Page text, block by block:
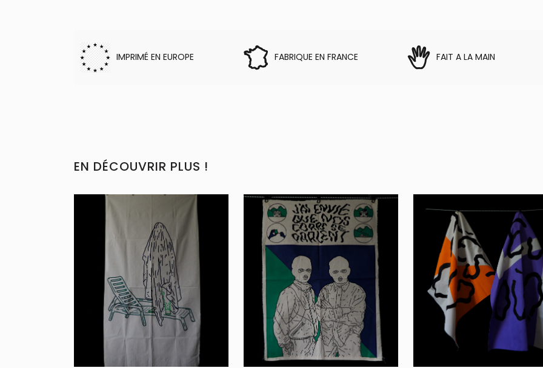
IMPRIMÉ EN EUROPE FABRIQUE EN FRANCE FAIT A LA MAIN
EN DÉCOUVRIR PLUS !